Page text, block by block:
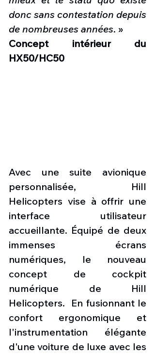
donc sans contestation depuis
de nombreuses années. »
Concept intérieur du
HX50/HC50
Avec une suite avionique
personnalisée, Hill
Helicopters vise à offrir une
interface utilisateur
accueillante. Équipé de deux
immenses écrans
numériques, le nouveau
concept de cockpit
numérique de Hill
Helicopters.  En fusionnant le
confort ergonomique et
l'instrumentation élégante
d'une voiture de luxe avec les